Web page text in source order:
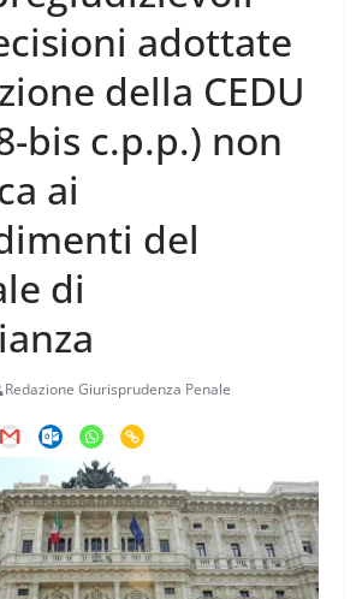
adottate
della CEDU
bis c.p.p.) non
ai
del
di
Redazione Giurisprudenza Penale